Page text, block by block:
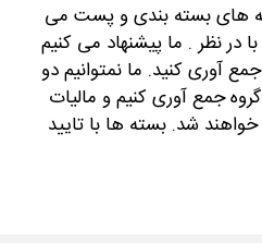
های بسته بندی و پست می
در نظر . ما پیشنهاد می کنیم
آوری کنید. ما نمتوانیم دو
جمع آوری کنیم و مالیات
شد. بسته ها با تایید